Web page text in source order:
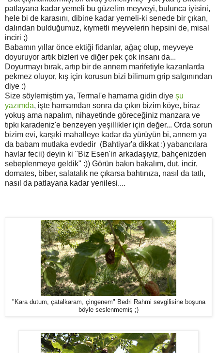
patlayana kadar yemeli bu güzelim meyveyi, bulunca iyisini,
hele bi de karasını, dibine kadar yemeli-ki senede bir çıkan,
dalından bulduğumuz, kıymetli meyvelerin hepsini de, misal
inciri ;)
Babamın yıllar önce ektiği fidanlar, ağaç olup, meyveye
doyuruyor artık bizleri ve diğer pek çok insanı da...
Doyurmayı bırak, artıp bir de annem marifetiyle kazanlarda
pekmez oluyor, kış için korusun bizi bilimum grip salgınından
diye :)
Size söylemiştim ya, Termal'e hamama gidin diye şu
yazımda, işte hamamdan sonra da çıkın bizim köye, biraz
yokuş ama napalım, nihayetinde göreceğiniz manzara ve
tıpkı karadeniz'e benzeyen yeşillikler için değer... Orda sorun
bizim evi, karşıki mahalleye kadar da yürüyün bi, annem ya
da babam mutlaka evdedir (Bahtiyar'a dikkat :) yabancılara
havlar fecii) deyin ki "Biz Esen'in arkadaşıyız, bahçenizden
sebeplenmeye geldik" :)) Görün bakın bakalım, dut, incir,
domates, biber, salatalık ne çıkarsa bahtınıza, nasıl da tatlı,
nasıl da patlayana kadar yenilesi....
"Kara dutum, çatalkaram, çingenem" Bedri Rahmi sevgilisine boşuna
böyle seslenmemiş ;)